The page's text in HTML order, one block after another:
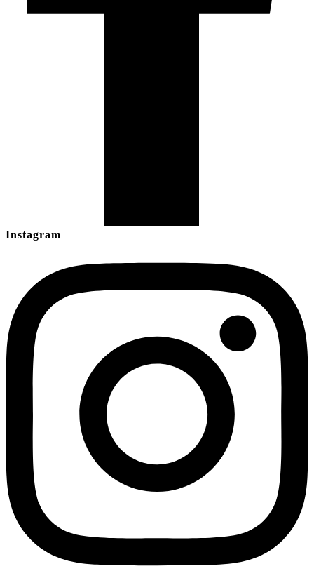
Instagram